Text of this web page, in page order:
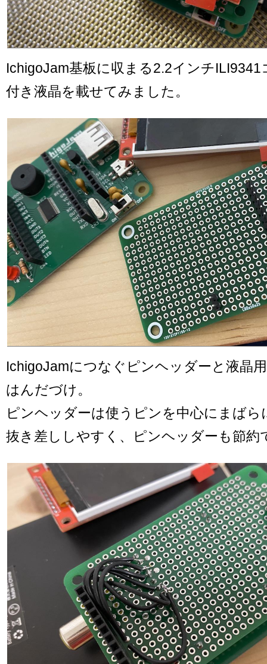
IchigoJam基板に収まる2.2インチ
付き液晶を載せてみました。
IchigoJamにつなぐピンヘッダーと液晶
はんだづけ。
ピンヘッダーは使うピンを中心にまばら
抜き差ししやすく、ピンヘッダーも節約